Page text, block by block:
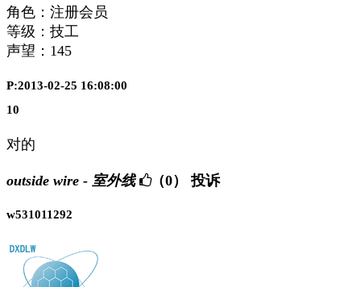
角色：注册会员
等级：技工
声望： 145
P:2013-02-25 16:08:00
10
对的
outside wire - 室外线 （0） 投诉
w531011292